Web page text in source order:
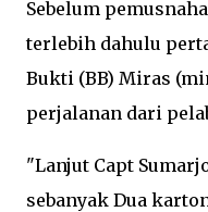
Sebelum
terlebih dahulu
Bukti (BB) Miras
perjalanan dari
"Lanjut Capt
sebanyak Dua